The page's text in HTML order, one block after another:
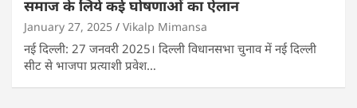
समाज के लिये कई घोषणाओं का ऐलान
January 27, 2025 Vikalp Mimansa
नई दिल्ली: 27 जनवरी 2025। दिल्ली विधानसभा चुनाव में नई दिल्ली
सीट से भाजपा प्रत्याशी प्रवेश…